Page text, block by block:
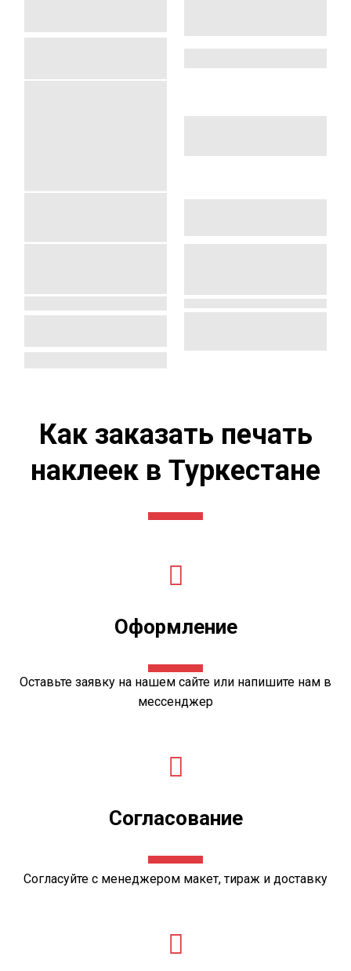
Как заказать печать
наклеек в Туркестане
Оформление
Оставьте заявку на нашем сайте или напишите нам в
мессенджер
Согласование
Согласуйте с менеджером макет, тираж и доставку